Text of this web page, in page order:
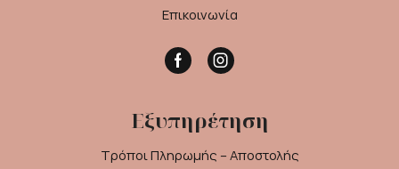
Επικοινωνία
FacebookInstagram
Εξυπηρέτηση
Τρόποι Πληρωμής – Αποστολής